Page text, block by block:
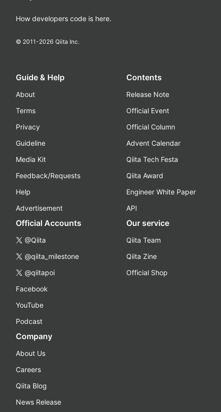
How developers code is here.
© 2011-2026 Qiita Inc.
Guide & Help
About
Terms
Privacy
Guideline
Media Kit
Feedback/Requests
Help
Advertisement
Contents
Release Note
Official Event
Official Column
Advent Calendar
Qiita Tech Festa
Qiita Award
Engineer White Paper
API
Official Accounts
@Qiita
@qiita_milestone
@qiitapoi
Facebook
YouTube
Podcast
Our service
Qiita Team
Qiita Zine
Official Shop
Company
About Us
Careers
Qiita Blog
News Release